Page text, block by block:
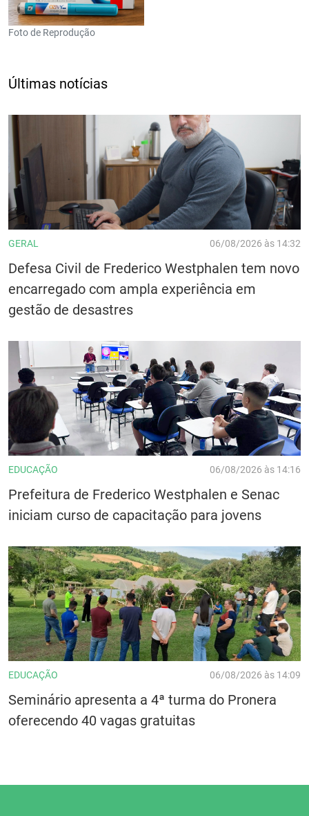
Foto de Reprodução
Últimas notícias
GERAL 06/08/2026 às 14:32
Defesa Civil de Frederico Westphalen tem novo
encarregado com ampla experiência em
gestão de desastres
EDUCAÇÃO 06/08/2026 às 14:16
Prefeitura de Frederico Westphalen e Senac
iniciam curso de capacitação para jovens
EDUCAÇÃO 06/08/2026 às 14:09
Seminário apresenta a 4ª turma do Pronera
oferecendo 40 vagas gratuitas